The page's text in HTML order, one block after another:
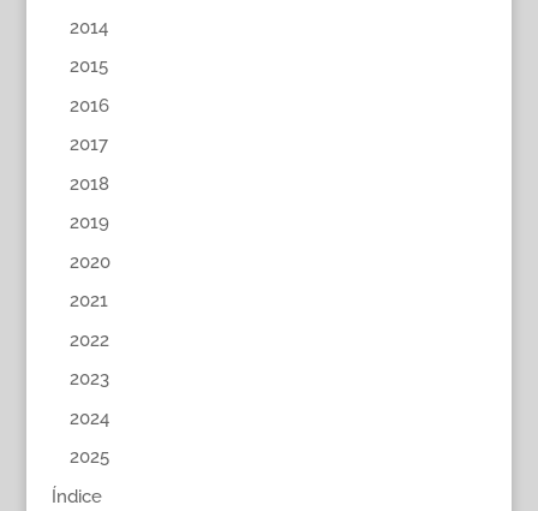
2014
2015
2016
2017
2018
2019
2020
2021
2022
2023
2024
2025
Índice